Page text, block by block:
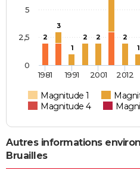
2
3
1
2 2
2
1
Magnitude 1
Magnitude 4
1981 1991 2001 2012
0
2,5
5
Autres informations
Bruailles